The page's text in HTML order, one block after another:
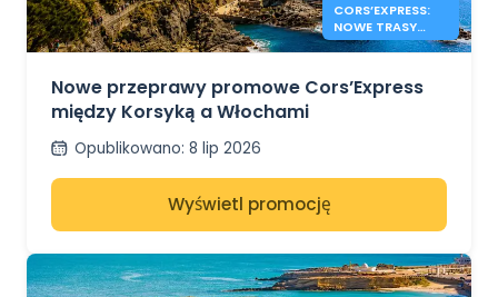
CORS’EXPRESS:
NOWE TRASY
KORSYKA –
Nowe przeprawy promowe Cors’Express
między Korsyką a Włochami
Opublikowano: 8 lip 2026
Wyświetl promocję